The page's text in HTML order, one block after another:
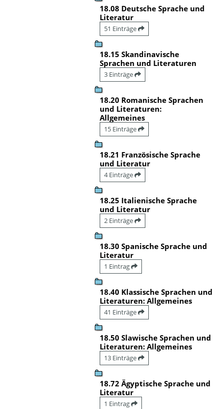
18.08 Deutsche Sprache und
Literatur
51 Einträge
18.15 Skandinavische
Sprachen und Literaturen
3 Einträge
18.20 Romanische Sprachen
und Literaturen:
Allgemeines
15 Einträge
18.21 Französische Sprache
und Literatur
4 Einträge
18.25 Italienische Sprache
und Literatur
2 Einträge
18.30 Spanische Sprache und
Literatur
1 Eintrag
18.40 Klassische Sprachen und
Literaturen: Allgemeines
41 Einträge
18.50 Slawische Sprachen und
Literaturen: Allgemeines
13 Einträge
18.72 Ägyptische Sprache und
Literatur
1 Eintrag